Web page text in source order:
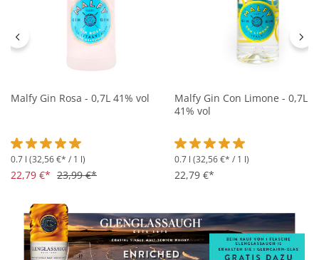
Malfy Gin Rosa - 0,7L 41% vol
Durchschnittliche Bewertung von 5 von 5 Sternen
0.7 l (32,56 €* / 1 l)
22,79 €* 23,99 €*
Malfy Gin Con Limone - 0,7L
41% vol
Durchschnittliche
0.7 l (32,56 €* / 1 l)
22,79 €*